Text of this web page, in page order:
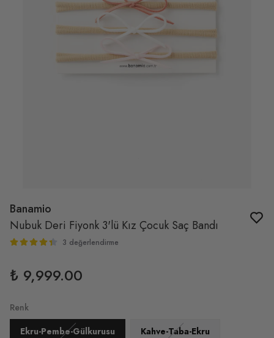
Banamio
Nubuk Deri Fiyonk 3'lü Kız Çocuk Saç Bandı
3 değerlendirme
₺ 9,999.00
Renk
Ekru-Pembe-Gülkurusu
Kahve-Taba-Ekru